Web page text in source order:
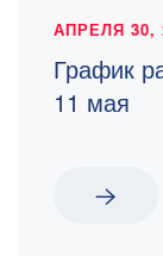
АПРЕЛЯ 30,
График
11 мая